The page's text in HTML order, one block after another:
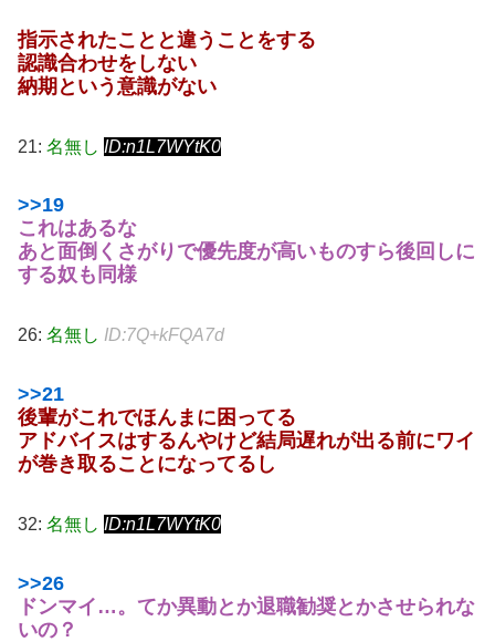
指示されたことと違うことをする
認識合わせをしない
納期という意識がない
21: 名無し ID:n1L7WYtK0
>>19
これはあるな
あと面倒くさがりで優先度が高いものすら後回しに
する奴も同様
26: 名無し ID:7Q+kFQA7d
>>21
後輩がこれでほんまに困ってる
アドバイスはするんやけど結局遅れが出る前にワイ
が巻き取ることになってるし
32: 名無し ID:n1L7WYtK0
>>26
ドンマイ…。 てか異動とか退職勧奨とかさせられな
いの？